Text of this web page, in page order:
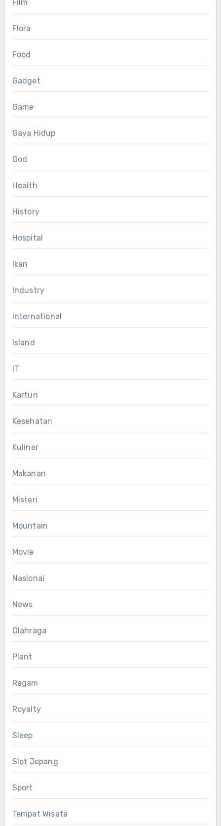
Film
Flora
Food
Gadget
Game
Gaya Hidup
God
Health
History
Hospital
Ikan
Industry
International
Island
IT
Kartun
Kesehatan
Kuliner
Makanan
Misteri
Mountain
Movie
Nasional
News
Olahraga
Plant
Ragam
Royalty
Sleep
Slot Jepang
Sport
Tempat Wisata